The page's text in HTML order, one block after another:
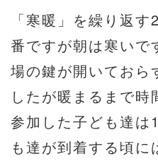
「寒暖」を繰り返
番ですが朝は寒いで
場の鍵が開いておら
したが暖まるまで時
参加した子ども達は
も達が到着する頃に